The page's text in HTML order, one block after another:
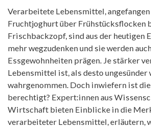
Verarbeitete Lebensmittel,
Fruchtjoghurt über Frühstücksflocken
Frischbackzopf, sind aus der heutigen
mehr wegzudenken und sie werden
Essgewohnheiten prägen. Je stärker
Lebensmittel ist, als desto ungesünder
wahrgenommen. Doch inwiefern ist
berechtigt? Expert:innen aus
Wirtschaft bieten Einblicke in die
verarbeiteter Lebensmittel, erläutern,